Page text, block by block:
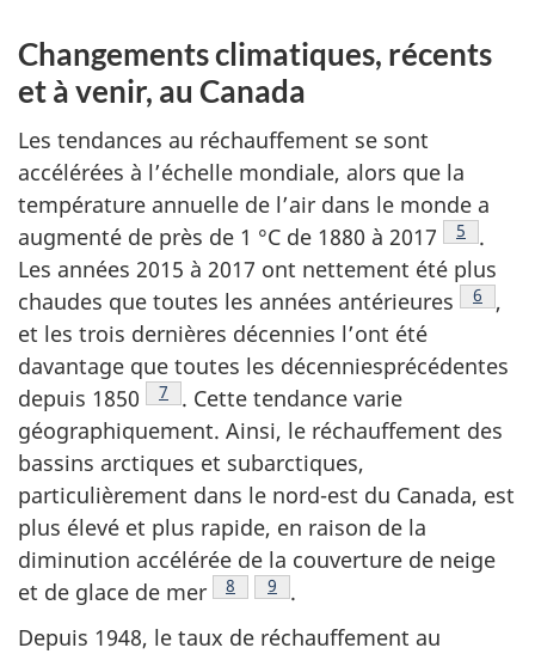
Changements climatiques, récents
et à venir, au Canada
Les tendances au réchauffement se sont
accélérées à l’échelle mondiale, alors que la
température annuelle de l’air dans le monde a
augmenté de près de 1 °C de 1880 à 2017 Note de
5
.
Les années 2015 à 2017 ont nettement été plus
chaudes que toutes les années antérieures Note
6
,
et les trois dernières décennies l’ont été
davantage que toutes les décenniesprécédentes
depuis 1850 Note de bas de page
7 . Cette tendance varie
géographiquement. Ainsi, le réchauffement des
bassins arctiques et subarctiques,
particulièrement dans le nord-est du Canada, est
plus élevé et plus rapide, en raison de la
diminution accélérée de la couverture de neige
et de glace de mer Note de bas de page
8 Note de bas de page
9
.
Depuis 1948, le taux de réchauffement au